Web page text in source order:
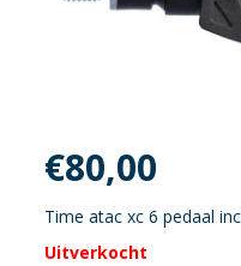
€80,00
Time atac xc 6 pedaal
Uitverkocht